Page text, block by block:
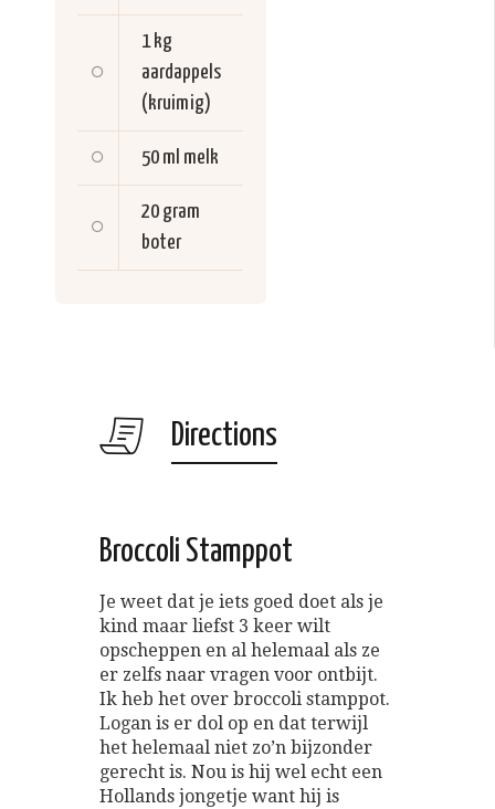
1 kg
aardappels
(kruimig)
50 ml melk
20 gram
boter
Directions
Broccoli Stamppot
Je weet dat je iets goed doet als je
kind maar liefst 3 keer wilt
opscheppen en al helemaal als ze
er zelfs naar vragen voor ontbijt.
Ik heb het over broccoli stamppot.
Logan is er dol op en dat terwijl
het helemaal niet zo’n bijzonder
gerecht is. Nou is hij wel echt een
Hollands jongetje want hij is